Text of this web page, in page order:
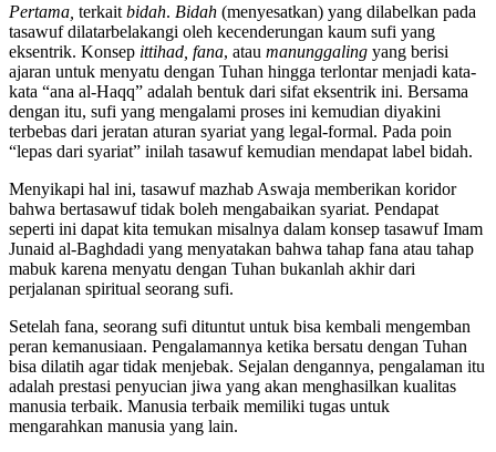
Pertama, terkait bidah. Bidah (menyesatkan) yang dilabelkan pada
tasawuf dilatarbelakangi oleh kecenderungan kaum sufi yang
eksentrik. Konsep ittihad, fana, atau manunggaling yang berisi
ajaran untuk menyatu dengan Tuhan hingga terlontar menjadi kata-
kata “ana al-Haqq” adalah bentuk dari sifat eksentrik ini. Bersama
dengan itu, sufi yang mengalami proses ini kemudian diyakini
terbebas dari jeratan aturan syariat yang legal-formal. Pada poin
“lepas dari syariat” inilah tasawuf kemudian mendapat label bidah.
Menyikapi hal ini, tasawuf mazhab Aswaja memberikan koridor
bahwa bertasawuf tidak boleh mengabaikan syariat. Pendapat
seperti ini dapat kita temukan misalnya dalam konsep tasawuf Imam
Junaid al-Baghdadi yang menyatakan bahwa tahap fana atau tahap
mabuk karena menyatu dengan Tuhan bukanlah akhir dari
perjalanan spiritual seorang sufi.
Setelah fana, seorang sufi dituntut untuk bisa kembali mengemban
peran kemanusiaan. Pengalamannya ketika bersatu dengan Tuhan
bisa dilatih agar tidak menjebak. Sejalan dengannya, pengalaman itu
adalah prestasi penyucian jiwa yang akan menghasilkan kualitas
manusia terbaik. Manusia terbaik memiliki tugas untuk
mengarahkan manusia yang lain.